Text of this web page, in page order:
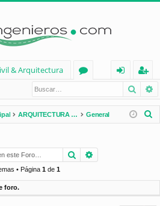
& Arquitectura
os
nt
ifi
e
eg
ist
ra
ARQUITECTURA (España) General
r
Buscar
• Página 1de 1
foro.